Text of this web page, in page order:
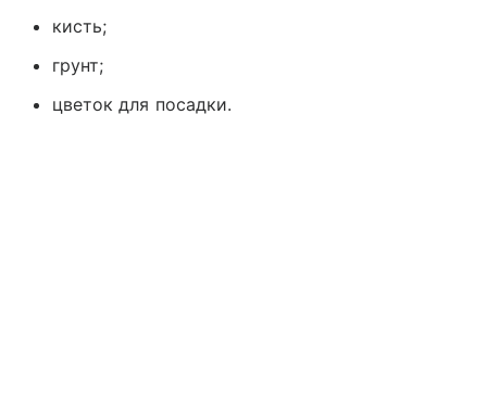
кисть;
грунт;
цветок для посадки.